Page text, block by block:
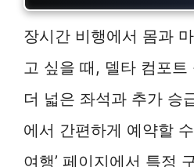
장시간 비행에서 몸과
고 싶을 때, 델타 컴포트
더 넓은 좌석과 추가 승
에서 간편하게 예약할
여행’ 페이지에서 특정